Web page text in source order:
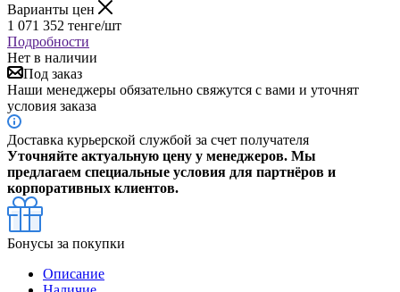
Варианты цен
1 071 352 тенге/шт
Подробности
Нет в наличии
Под заказ
Наши менеджеры обязательно свяжутся с вами и уточнят
условия заказа
Доставка курьерской службой за счет получателя
Уточняйте актуальную цену у менеджеров. Мы
предлагаем специальные условия для партнёров и
корпоративных клиентов.
Бонусы за покупки
Описание